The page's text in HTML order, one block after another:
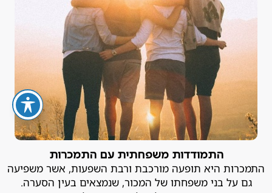
התמודדות משפחתית עם התמכרות
התמכרות היא תופעה מורכבת ורבת השפעות, אשר משפיעה
גם על בני משפחתו של המכור, שנמצאים בעין הסערה.